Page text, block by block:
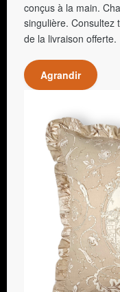
conçus à la main.
singulière. Consultez
de la livraison offerte.
Agrandir